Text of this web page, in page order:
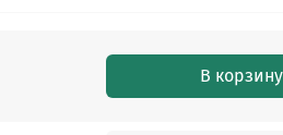
В корзину